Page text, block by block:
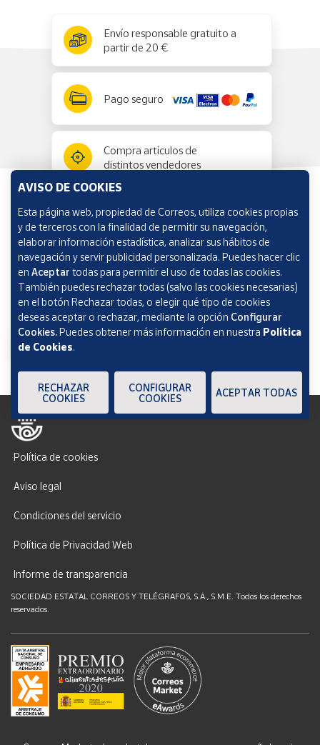
Envío responsable gratuito a
partir de 20 €
Pago seguro
Compra artículos de
distintos vendedores
Información y ayuda
Correos Market
Política de cookies
Aviso legal
Condiciones del servicio
Política de Privacidad Web
Informe de transparencia
SOCIEDAD ESTATAL CORREOS Y TELÉGRAFOS, S.A., S.M.E. Todos los derechos
reservados.
AVISO DE COOKIES
Esta página web, propiedad de Correos, utiliza cookies propias
y de terceros con la finalidad de permitir su navegación,
elaborar información estadística, analizar sus hábitos de
navegación y servir publicidad personalizada. Puedes hacer clic
en Aceptar todas para permitir el uso de todas las cookies.
También puedes rechazar todas (salvo las cookies necesarias)
en el botón Rechazar todas, o elegir qué tipo de cookies
deseas aceptar o rechazar, mediante la opción Configurar
Cookies.Puedes obtener más información en nuestra Política
de Cookies.
RECHAZAR
COOKIES
CONFIGURAR
COOKIES
ACEPTAR TODAS